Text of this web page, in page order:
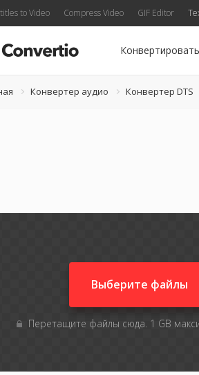
to Video Compress Video GIF Editor
Конвертировать
Конвертер аудио Конвертер DTS
Выберите файлы
Перетащите файлы сюда. 1 GB